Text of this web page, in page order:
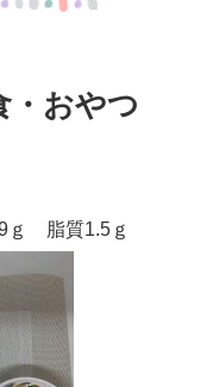
・おやつ
ｇ 脂質1.5ｇ